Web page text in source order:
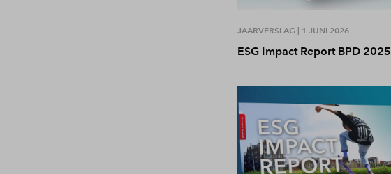
JAARVERSLAG | 1 JUNI 2026
ESG Impact Report BPD 2025